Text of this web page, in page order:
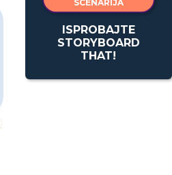
SCENARIJA
ISPROBAJTE
STORYBOARD
THAT!